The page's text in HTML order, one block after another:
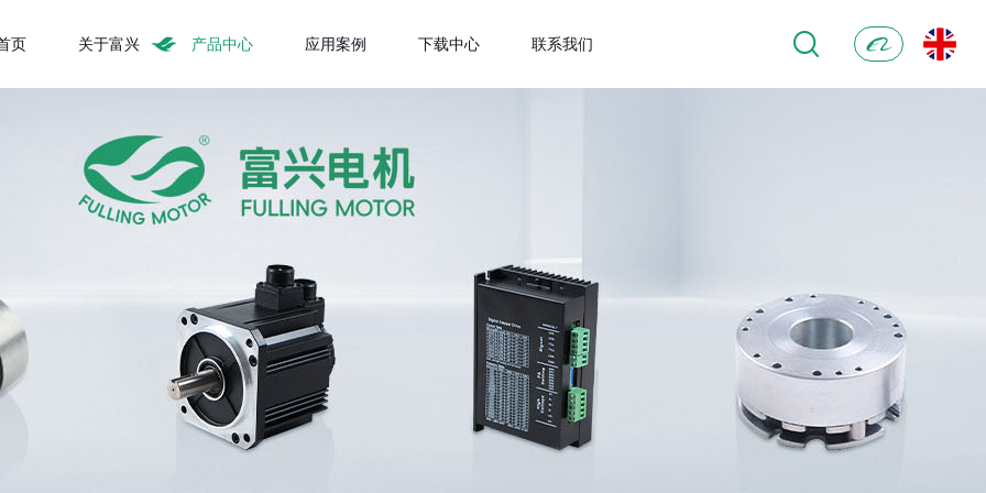
页 关于富兴 产品中心 应用案例 下载中心 联系我们
阿